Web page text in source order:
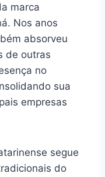
marca
Nos anos
absorveu
de outras
no
sua
empresas
segue
do